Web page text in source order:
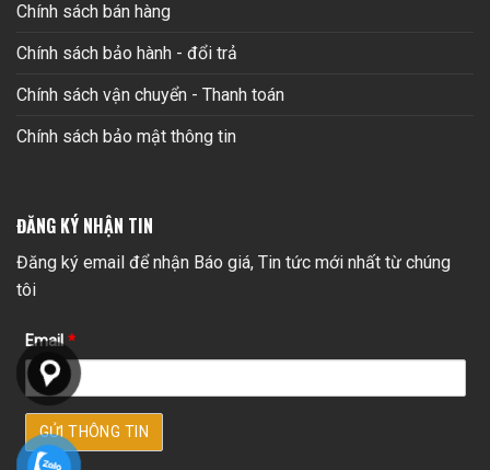
Chính sách bán hàng
Chính sách bảo hành - đổi trả
Chính sách vận chuyển - Thanh toán
Chính sách bảo mật thông tin
ĐĂNG KÝ NHẬN TIN
Đăng ký email để nhận Báo giá, Tin tức mới nhất từ chúng
tôi
Email *